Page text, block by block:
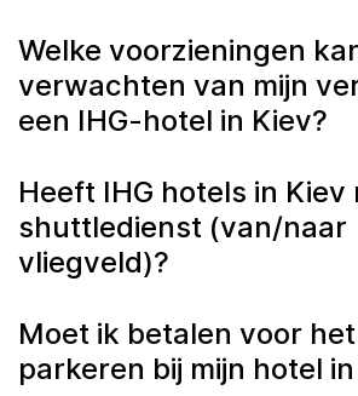
Welke voorzieningen
verwachten van mijn
een IHG-hotel in Kiev?
Heeft IHG hotels in Kiev
shuttledienst (van/naar
vliegveld)?
Moet ik betalen voor het
parkeren bij mijn hotel